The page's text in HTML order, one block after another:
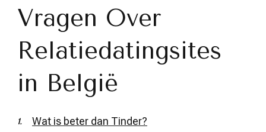
Vragen Over
Relatiedatingsites
in België
Wat is beter dan Tinder?